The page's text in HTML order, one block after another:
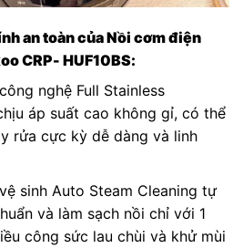
an toàn của Nồi cơm điện
CRP- HUF10BS:
nghệ Full Stainless
áp suất cao không gỉ, có thể
rửa cực kỳ dễ dàng và linh
sinh Auto Steam Cleaning tự
và làm sạch nồi chỉ với 1
công sức lau chùi và khử mùi